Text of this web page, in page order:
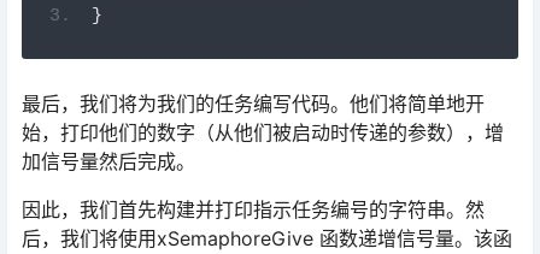
}
最后，我们将为我们的任务编写代码。他们将简单地开
始，打印他们的数字（从他们被启动时传递的参数），增
加信号量然后完成。
因此，我们首先构建并打印指示任务编号的字符串。然
后，我们将使用xSemaphoreGive 函数递增信号量。该函